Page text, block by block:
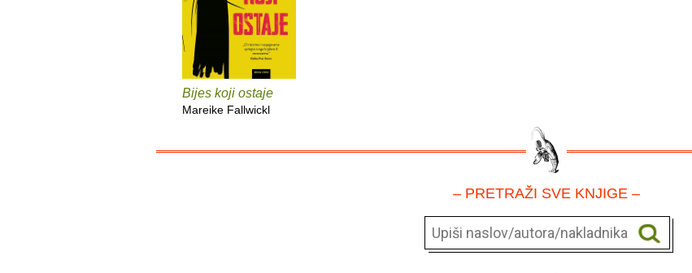
Bijes koji ostaje
Mareike Fallwickl
– PRETRAŽI SVE KNJIGE –